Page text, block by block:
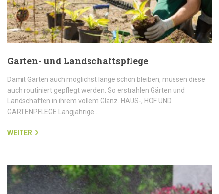
Garten- und Landschaftspflege
Damit Gärten auch möglichst lange schön bleiben, müssen diese
auch routiniert gepflegt werden. So erstrahlen Gärten und
Landschaften in ihrem vollem Glanz. HAUS-, HOF UND
GARTENPFLEGE Langjährige…
WEITER